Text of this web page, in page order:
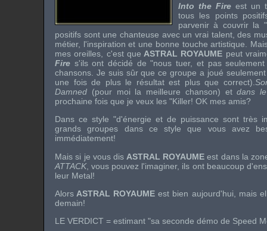
Into the Fire est un
tous les points
parvenir à couvrir la
positifs sont une chanteuse avec un vrai talent, des
métier, l'inspiration et une bonne touche artistique.
mes oreilles, c'est que ASTRAL ROYAUME peut
Fire s'ils ont décidé de "nous tuer, et pas
chansons. Je suis sûr que ce groupe a joué
une fois de plus le résultat est plus que correct).
Damned (pour moi la meilleure chanson) etdans
prochaine fois que je veux les "Killer! OK mes amis?
Dans ce style "d'énergie et de puissance sont très
grands groupes dans ce style que vous avez
immédiatement!
Mais si je vous dis ASTRAL ROYAUMEest dans la
ATTACK, vous pouvez l'imaginer, ils ont beaucoup
leur Metal!
Alors ASTRAL ROYAUMEest bien aujourd'hui, mais
demain!
LE VERDICT = estimant "sa seconde démo de Speed